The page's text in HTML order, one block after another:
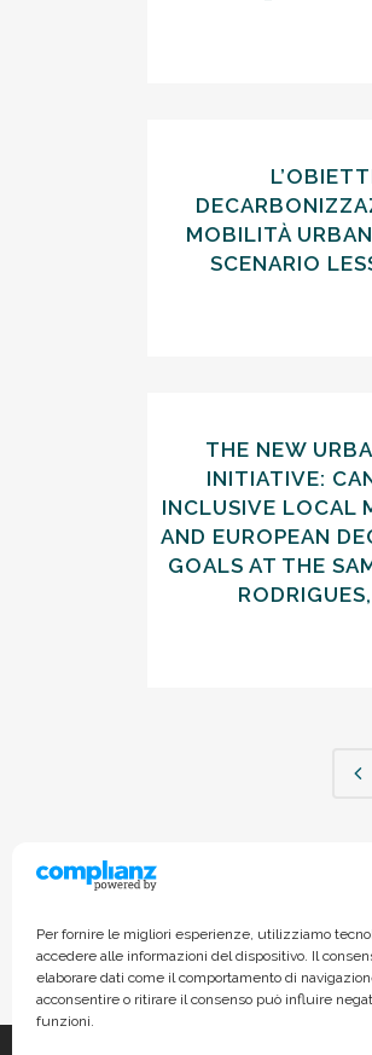
Per fornire le migliori esperienze, utilizziamo
accedere alle informazioni del dispositivo. Il
elaborare dati come il comportamento di
acconsentire o ritirare il consenso può influire
funzioni.
MOBILITÀ
SCENARIO
THE NEW
INITIATIVE:
INCLUSIVE LOCAL
AND EUROPEAN
GOALS AT THE